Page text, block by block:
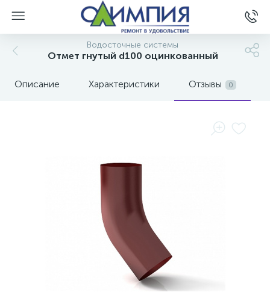
Водосточные системы
Отмет гнутый d100 оцинкованный
Описание Характеристики Отзывы 0